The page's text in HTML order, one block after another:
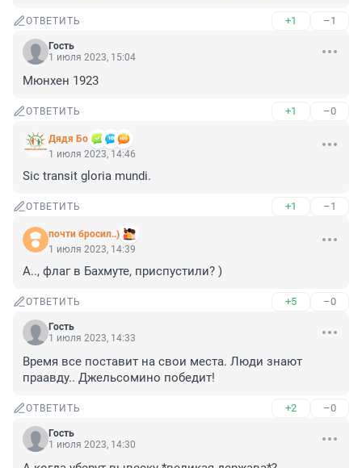
ОТВЕТИТЬ +1 –1
Гость
1 июля 2023, 15:04
Мюнхен 1923
ОТВЕТИТЬ +1 –0
Дядя Бо
1 июля 2023, 14:46
Sic transit gloria mundi.
ОТВЕТИТЬ +1 –1
почти бросил..)
1 июля 2023, 14:39
А.., флаг в Бахмуте, приспустили? )
ОТВЕТИТЬ +5 –0
Гость
1 июля 2023, 14:33
Время все поставит на свои места. Люди знают
праавду.. Джельсомино победит!
ОТВЕТИТЬ +2 –0
Гость
1 июля 2023, 14:30